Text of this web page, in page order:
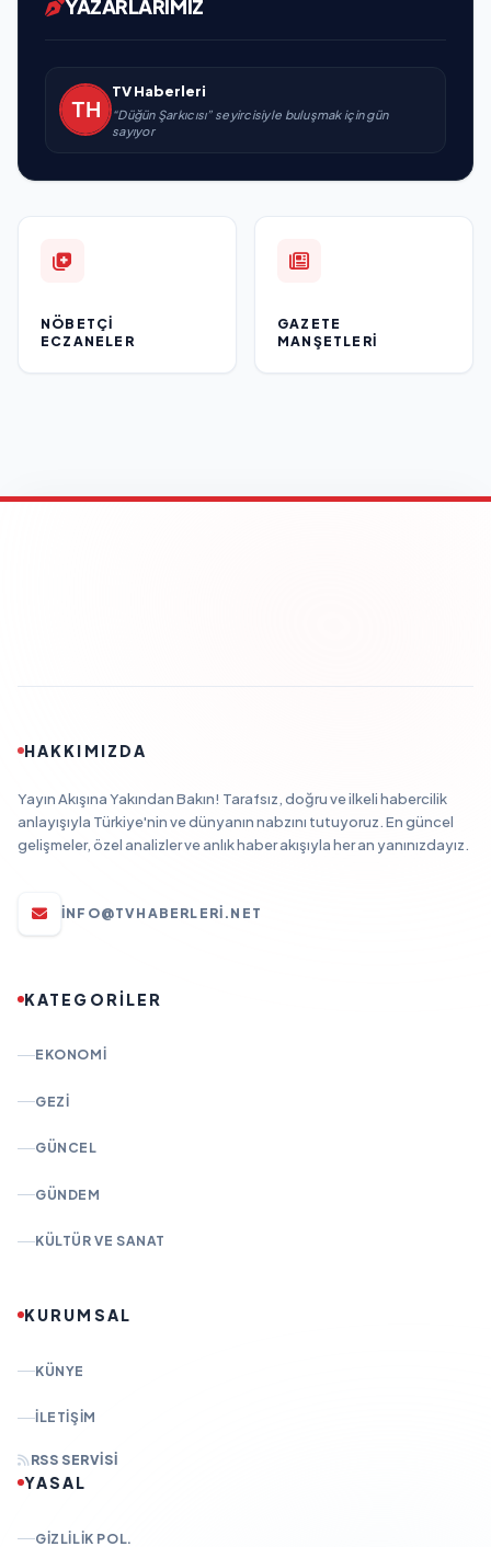
YAZARLARIMIZ
TV Haberleri
“Düğün Şarkıcısı” seyircisiyle buluşmak için gün
sayıyor
NÖBETÇI
ECZANELER
GAZETE
MANŞETLERI
HAKKIMIZDA
Yayın Akışına Yakından Bakın! Tarafsız, doğru ve ilkeli habercilik
anlayışıyla Türkiye'nin ve dünyanın nabzını tutuyoruz. En güncel
gelişmeler, özel analizler ve anlık haber akışıyla her an yanınızdayız.
INFO@TVHABERLERI.NET
KATEGORİLER
EKONOMI
GEZI
GÜNCEL
GÜNDEM
KÜLTÜR VE SANAT
KURUMSAL
KÜNYE
İLETIŞIM
RSS SERVISI
YASAL
GIZLILIK POL.